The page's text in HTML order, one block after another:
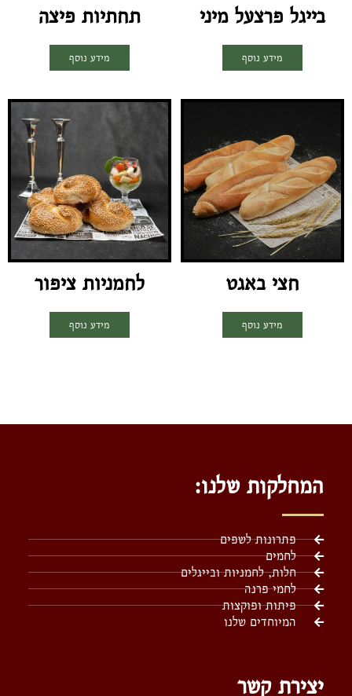
בייגל פרצעל מיני
מידע נוסף
תחתיות פיצה
מידע נוסף
חצי באגט
מידע נוסף
לחמניות ציפור
מידע נוסף
המחלקות שלנו:
פתרונות לשפים
לחמים
חלות, לחמניות ובייגלים
לחמי פרנה
פיתות ופוקצות
המיוחדים שלנו
יצירת קשר